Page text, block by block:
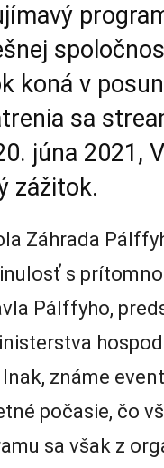
koná v
sa
júna 2021,
zážitok.
Záhrada
s
Pálffyho,
známe
počasie, čo
sa však z